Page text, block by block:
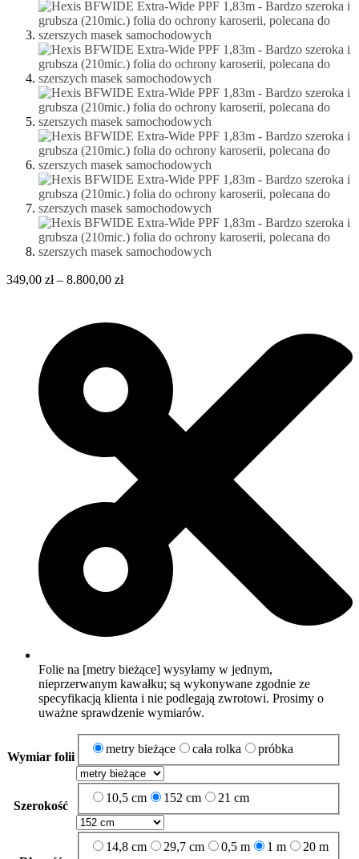
349,00 zł– 8.800,00 zł
Folie na [metry bieżące] wysyłamy w jednym,
nieprzerwanym kawałku; są wykonywane zgodnie ze
specyfikacją klienta i nie podlegają zwrotowi. Prosimy o
uważne sprawdzenie wymiarów.
Wymiar folii
metry bieżące cała rolka próbka
Szerokość
10,5 cm 152 cm 21 cm
14,8 cm 29,7 cm 0,5 m 1 m 20 m